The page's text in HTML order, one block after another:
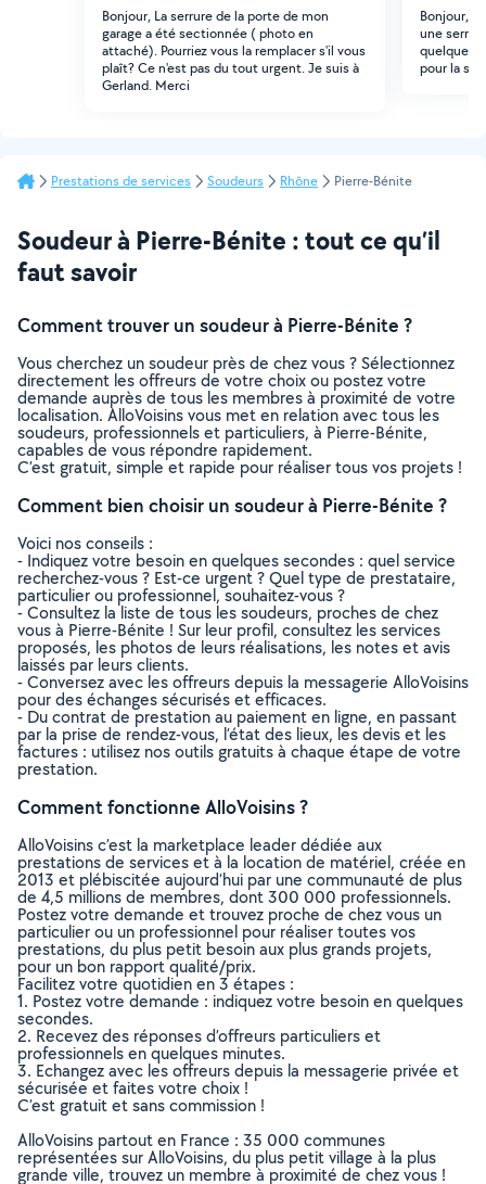
Bonjour, La serrure de la porte de mon
garage a été sectionnée ( photo en
attaché). Pourriez vous la remplacer s'il vous
plaît? Ce n'est pas du tout urgent. Je suis à
Gerland. Merci
Bonjour,
une
quelque
pour la
Prestations de services Soudeurs Rhône Pierre-Bénite
Soudeur à Pierre-Bénite : tout ce qu’il
faut savoir
Comment trouver un soudeur à Pierre-Bénite ?
Vous cherchez un soudeur près de chez vous ? Sélectionnez
directement les offreurs de votre choix ou postez votre
demande auprès de tous les membres à proximité de votre
localisation. AlloVoisins vous met en relation avec tous les
soudeurs, professionnels et particuliers, à Pierre-Bénite,
capables de vous répondre rapidement.
C’est gratuit, simple et rapide pour réaliser tous vos projets !
Comment bien choisir un soudeur à Pierre-Bénite ?
Voici nos conseils :
- Indiquez votre besoin en quelques secondes : quel service
recherchez-vous ? Est-ce urgent ? Quel type de prestataire,
particulier ou professionnel, souhaitez-vous ?
- Consultez la liste de tous les soudeurs, proches de chez
vous à Pierre-Bénite ! Sur leur profil, consultez les services
proposés, les photos de leurs réalisations, les notes et avis
laissés par leurs clients.
- Conversez avec les offreurs depuis la messagerie AlloVoisins
pour des échanges sécurisés et efficaces.
- Du contrat de prestation au paiement en ligne, en passant
par la prise de rendez-vous, l’état des lieux, les devis et les
factures : utilisez nos outils gratuits à chaque étape de votre
prestation.
Comment fonctionne AlloVoisins ?
AlloVoisins c’est la marketplace leader dédiée aux
prestations de services et à la location de matériel, créée en
2013 et plébiscitée aujourd’hui par une communauté de plus
de 4,5 millions de membres, dont 300 000 professionnels.
Postez votre demande et trouvez proche de chez vous un
particulier ou un professionnel pour réaliser toutes vos
prestations, du plus petit besoin aux plus grands projets,
pour un bon rapport qualité/prix.
Facilitez votre quotidien en 3 étapes :
1. Postez votre demande : indiquez votre besoin en quelques
secondes.
2. Recevez des réponses d’offreurs particuliers et
professionnels en quelques minutes.
3. Echangez avec les offreurs depuis la messagerie privée et
sécurisée et faites votre choix !
C’est gratuit et sans commission !
AlloVoisins partout en France : 35 000 communes
représentées sur AlloVoisins, du plus petit village à la plus
grande ville, trouvez un membre à proximité de chez vous !